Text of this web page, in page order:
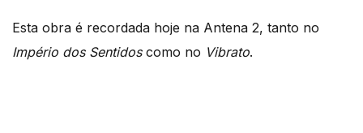
Esta obra é recordada hoje na Antena 2, tanto no
Império dos Sentidoscomo no Vibrato.